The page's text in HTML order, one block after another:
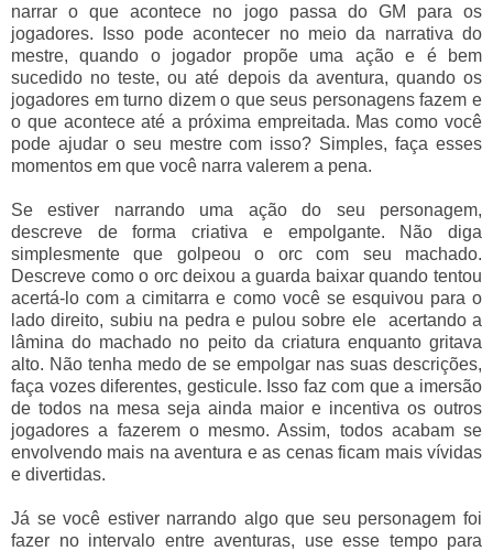
narrar o que acontece no jogo passa do GM para os
jogadores. Isso pode acontecer no meio da narrativa do
mestre, quando o jogador propõe uma ação e é bem
sucedido no teste, ou até depois da aventura, quando os
jogadores em turno dizem o que seus personagens fazem e
o que acontece até a próxima empreitada. Mas como você
pode ajudar o seu mestre com isso? Simples, faça esses
momentos em que você narra valerem a pena.
Se estiver narrando uma ação do seu personagem,
descreve de forma criativa e empolgante. Não diga
simplesmente que golpeou o orc com seu machado.
Descreve como o orc deixou a guarda baixar quando tentou
acertá-lo com a cimitarra e como você se esquivou para o
lado direito, subiu na pedra e pulou sobre ele acertando a
lâmina do machado no peito da criatura enquanto gritava
alto. Não tenha medo de se empolgar nas suas descrições,
faça vozes diferentes, gesticule. Isso faz com que a imersão
de todos na mesa seja ainda maior e incentiva os outros
jogadores a fazerem o mesmo. Assim, todos acabam se
envolvendo mais na aventura e as cenas ficam mais vívidas
e divertidas.
Já se você estiver narrando algo que seu personagem foi
fazer no intervalo entre aventuras, use esse tempo para